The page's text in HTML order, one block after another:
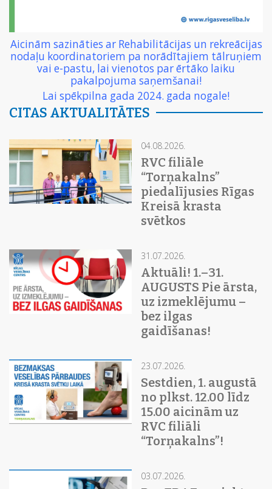
Aicinām sazināties ar Rehabilitācijas un rekreācijas
nodaļu koordinatoriem pa norādītajiem tālruņiem
vai e-pastu, lai vienotos par ērtāko laiku
pakalpojuma saņemšanai!
Lai spēkpilna gada 2024. gada nogale!
CITAS AKTUALITĀTES
04.08.2026.
RVC filiāle
“Torņakalns”
piedalījusies Rīgas
Kreisā krasta
svētkos
31.07.2026.
Aktuāli! 1.–31.
AUGUSTS Pie ārsta,
uz izmeklējumu –
bez ilgas
gaidīšanas!
23.07.2026.
Sestdien, 1. augustā
no plkst. 12.00 līdz
15.00 aicinām uz
RVC filiāli
“Torņakalns”!
03.07.2026.